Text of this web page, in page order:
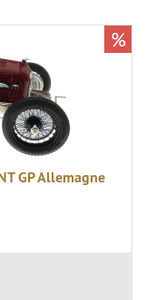
GP Allemagne
%